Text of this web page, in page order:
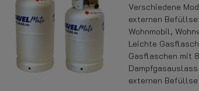
Verschiedene
externen
Wohnmobil,
Leichte
Gasflaschen mit
externen